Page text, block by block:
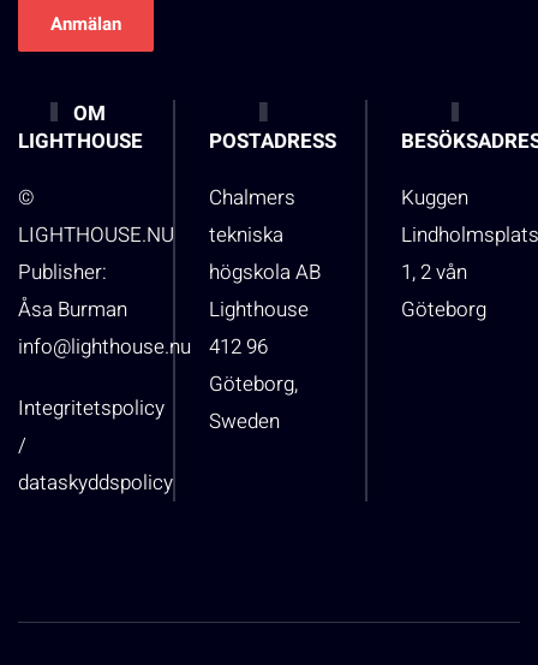
OM
LIGHTHOUSE
©
LIGHTHOUSE.NU
Publisher:
Åsa Burman
info@lighthouse.nu
Integritetspolicy
/
dataskyddspolicy
POSTADRESS
Chalmers
tekniska
högskola AB
Lighthouse
412 96
Göteborg,
Sweden
Kuggen
1, 2 vån
Göteborg